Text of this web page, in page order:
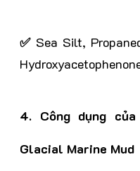
✅ Sea Silt,
4. Công dụng của
Glacial Marine Mud